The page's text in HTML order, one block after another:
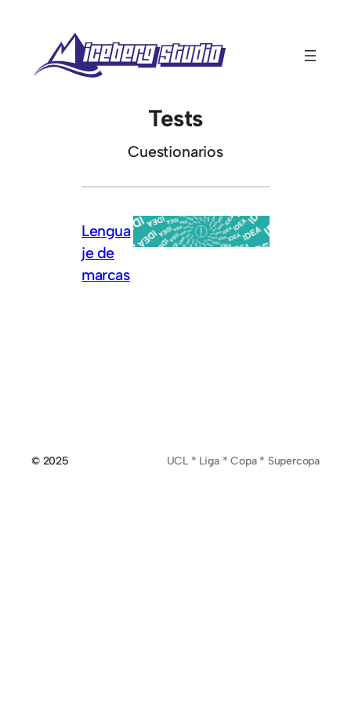
contenido
Tests
Cuestionarios
Lengua
je de
marcas
© 2025 UCL * Liga * Copa * Supercopa